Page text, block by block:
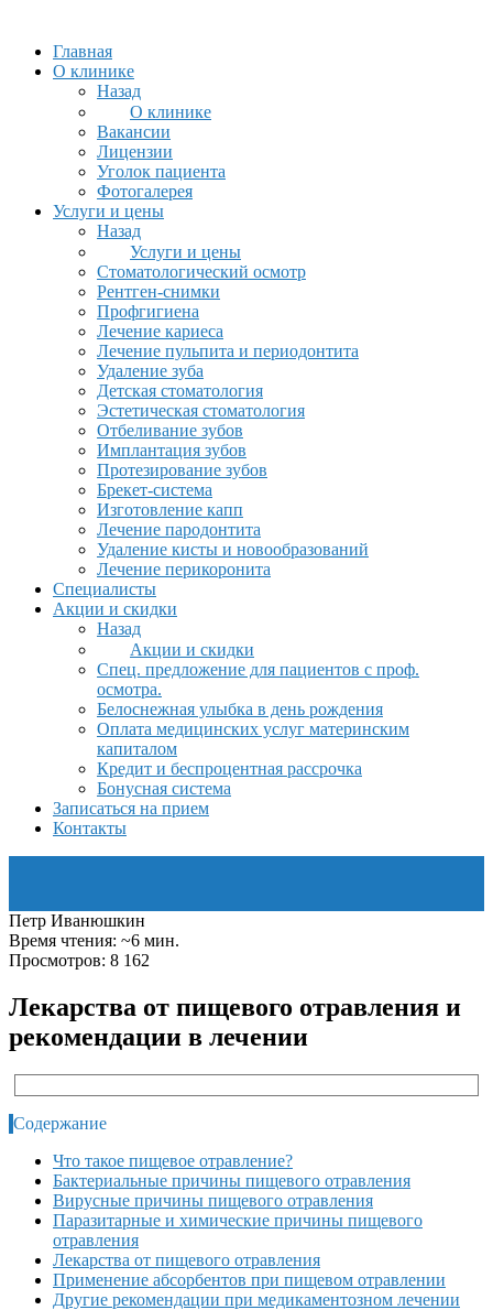
Главная
О клинике
Назад
О клинике
Вакансии
Лицензии
Уголок пациента
Фотогалерея
Услуги и цены
Назад
Услуги и цены
Стоматологический осмотр
Рентген-снимки
Профгигиена
Лечение кариеса
Лечение пульпита и периодонтита
Удаление зуба
Детская стоматология
Эстетическая стоматология
Отбеливание зубов
Имплантация зубов
Протезирование зубов
Брекет-система
Изготовление капп
Лечение пародонтита
Удаление кисты и новообразований
Лечение перикоронита
Специалисты
Акции и скидки
Назад
Акции и скидки
Спец. предложение для пациентов с проф.
осмотра.
Белоснежная улыбка в день рождения
Оплата медицинских услуг материнским
капиталом
Кредит и беспроцентная рассрочка
Бонусная система
Записаться на прием
Контакты
Петр Иванюшкин
Время чтения: ~6 мин.
Просмотров: 8 162
Лекарства от пищевого отравления и
рекомендации в лечении
Содержание
Что такое пищевое отравление?
Бактериальные причины пищевого отравления
Вирусные причины пищевого отравления
Паразитарные и химические причины пищевого
отравления
Лекарства от пищевого отравления
Применение абсорбентов при пищевом отравлении
Другие рекомендации при медикаментозном лечении